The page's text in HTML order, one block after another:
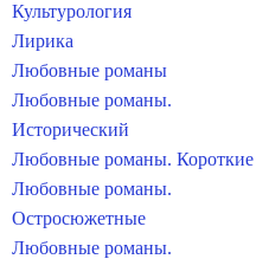
Культурология
Лирика
Любовные романы
Любовные романы.
Исторический
Любовные романы. Короткие
Любовные романы.
Остросюжетные
Любовные романы.